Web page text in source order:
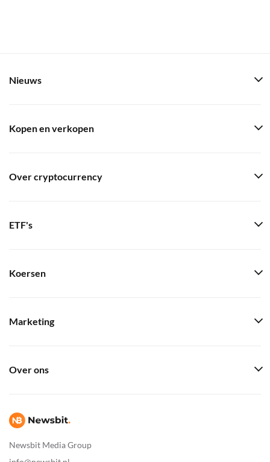
Newsbit Media Group
Nieuws
Kopen en verkopen
Over cryptocurrency
ETF's
Koersen
Marketing
Over ons